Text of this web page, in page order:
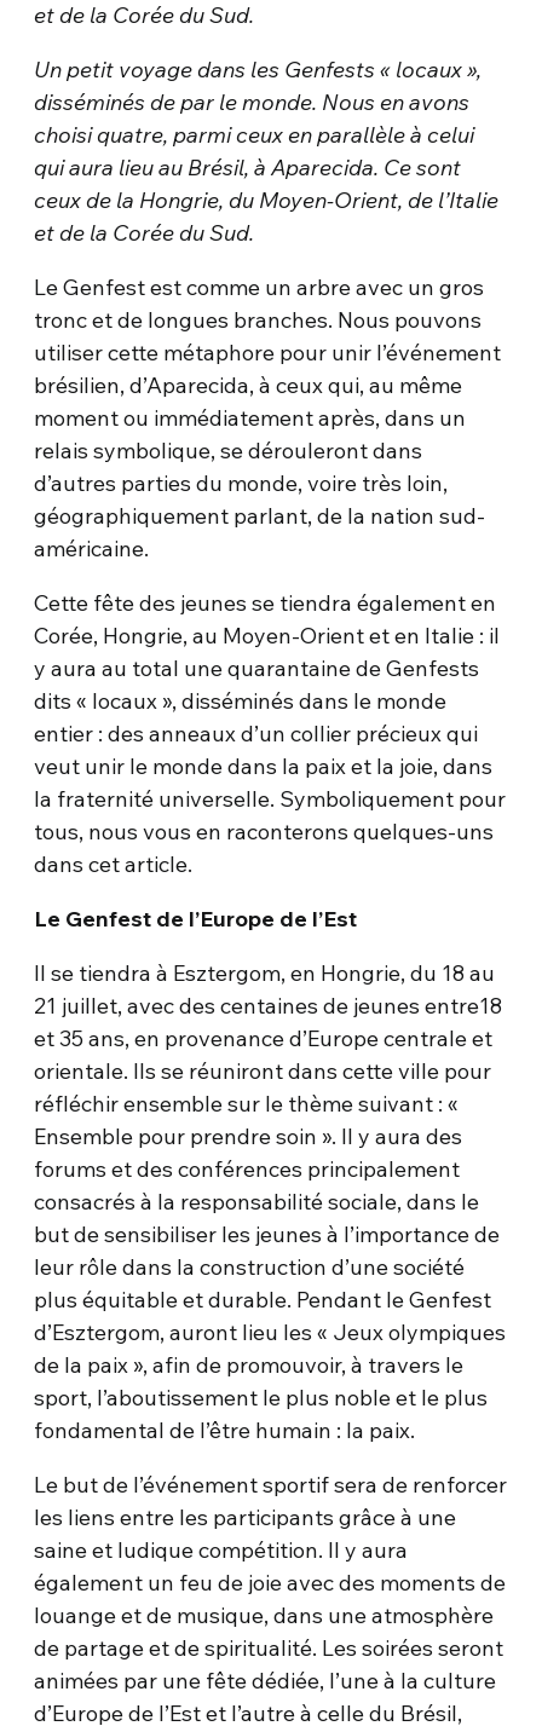
et de la Corée du Sud.
Un petit voyage dans les Genfests « locaux »,
disséminés de par le monde. Nous en avons
choisi quatre, parmi ceux en parallèle à celui
qui aura lieu au Brésil, à Aparecida. Ce sont
ceux de la Hongrie, du Moyen-Orient, de l’Italie
et de la Corée du Sud.
Le Genfest est comme un arbre avec un gros
tronc et de longues branches. Nous pouvons
utiliser cette métaphore pour unir l’événement
brésilien, d’Aparecida, à ceux qui, au même
moment ou immédiatement après, dans un
relais symbolique, se dérouleront dans
d’autres parties du monde, voire très loin,
géographiquement parlant, de la nation sud-
américaine.
Cette fête des jeunes se tiendra également en
Corée, Hongrie, au Moyen-Orient et en Italie : il
y aura au total une quarantaine de Genfests
dits « locaux », disséminés dans le monde
entier : des anneaux d’un collier précieux qui
veut unir le monde dans la paix et la joie, dans
la fraternité universelle. Symboliquement pour
tous, nous vous en raconterons quelques-uns
dans cet article.
Le Genfest de l’Europe de l’Est
Il se tiendra à Esztergom, en Hongrie, du 18 au
21 juillet, avec des centaines de jeunes entre18
et 35 ans, en provenance d’Europe centrale et
orientale. Ils se réuniront dans cette ville pour
réfléchir ensemble sur le thème suivant : «
Ensemble pour prendre soin ». Il y aura des
forums et des conférences principalement
consacrés à la responsabilité sociale, dans le
but de sensibiliser les jeunes à l’importance de
leur rôle dans la construction d’une société
plus équitable et durable. Pendant le Genfest
d’Esztergom, auront lieu les « Jeux olympiques
de la paix », afin de promouvoir, à travers le
sport, l’aboutissement le plus noble et le plus
fondamental de l’être humain : la paix.
Le but de l’événement sportif sera de renforcer
les liens entre les participants grâce à une
saine et ludique compétition. Il y aura
également un feu de joie avec des moments de
louange et de musique, dans une atmosphère
de partage et de spiritualité. Les soirées seront
animées par une fête dédiée, l’une à la culture
d’Europe de l’Est et l’autre à celle du Brésil,